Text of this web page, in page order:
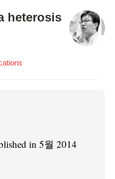
heterosis
in 5월 2014